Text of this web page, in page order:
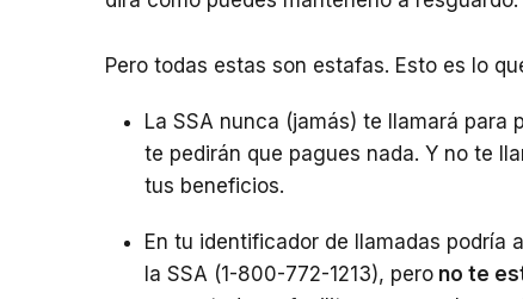
Pero todas estas son estafas. Esto es lo
La SSA nunca (jamás) te llamará para
te pedirán que pagues nada. Y no te
tus beneficios.
En tu identificador de llamadas podría
la SSA (1-800-772-1213), pero no te